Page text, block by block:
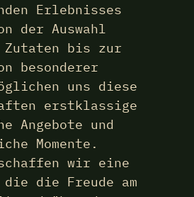
Erlebnisses
der Auswahl
bis zur
besonderer
uns diese
erstklassige
Angebote und
Momente.
schaffen wir eine
die Freude am